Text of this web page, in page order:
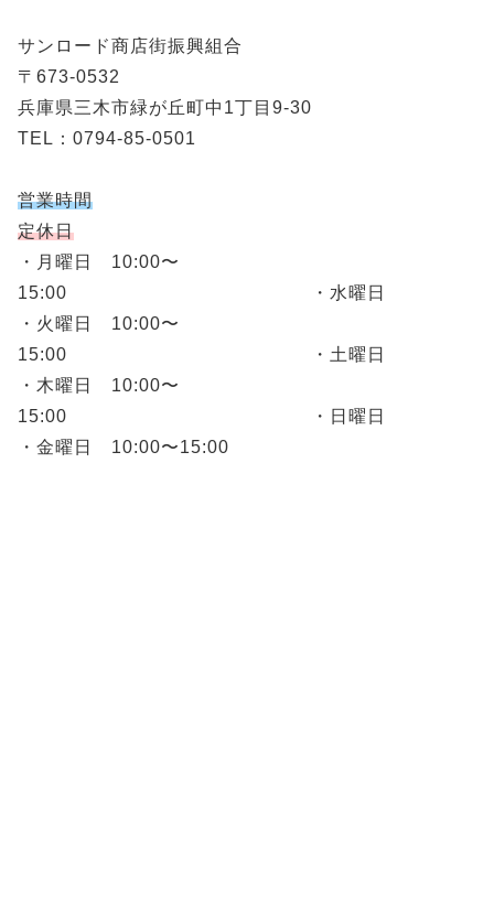
サンロード商店街振興組合
〒673-0532
兵庫県三木市緑が丘町中1丁目9-30
TEL：0794-85-0501
営業時間
定休日
・月曜日 10:00〜
15:00 ・水曜日
・火曜日 10:00〜
15:00 ・土曜日
・木曜日 10:00〜
15:00 ・日曜日
・金曜日 10:00〜15:00